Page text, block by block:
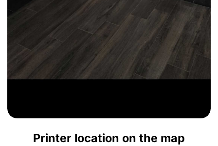
Printer location on the map